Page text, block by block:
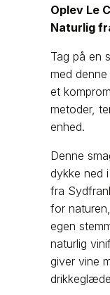
Oplev Le
Naturlig
Tag på en
med
et
metoder,
enhed.
Denne
dykke ned
fra
for
egen
naturlig
giver vine